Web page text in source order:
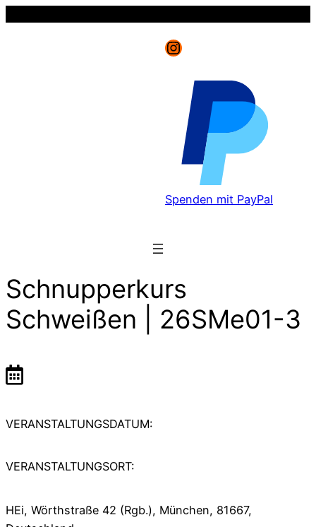
Instagram
Spenden mit PayPal
Schnupperkurs
Schweißen | 26SMe01-3
VERANSTALTUNGSDATUM:
VERANSTALTUNGSORT:
HEi, Wörthstraße 42 (Rgb.), München, 81667,